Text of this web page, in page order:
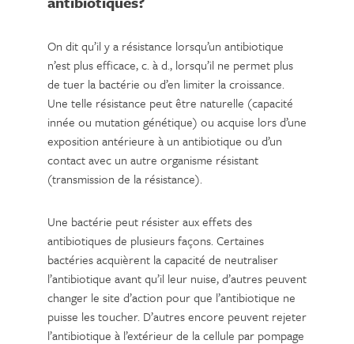
On dit qu’il y a résistance lorsqu’un antibiotique
n’est plus efficace, c. à d., lorsqu’il ne permet plus
de tuer la bactérie ou d’en limiter la croissance.
Une telle résistance peut être naturelle (capacité
innée ou mutation génétique) ou acquise lors d’une
exposition antérieure à un antibiotique ou d’un
contact avec un autre organisme résistant
(transmission de la résistance).
Une bactérie peut résister aux effets des
antibiotiques de plusieurs façons. Certaines
bactéries acquièrent la capacité de neutraliser
l’antibiotique avant qu’il leur nuise, d’autres peuvent
changer le site d’action pour que l’antibiotique ne
puisse les toucher. D’autres encore peuvent rejeter
l’antibiotique à l’extérieur de la cellule par pompage